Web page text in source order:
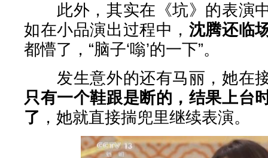
此外，其实在《坑》的表演
如在小品演出过程中， 沈腾还临
都懵了，“脑子‘嗡’的一下”。
发生意外的还有马丽，她在
只有一个鞋跟是断的，结果上台
了 ，她就直接揣兜里继续表演。